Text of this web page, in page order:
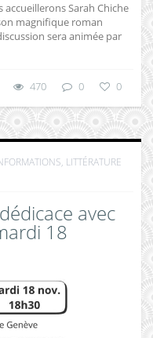
accueillerons Sarah Chiche
magnifique roman
sera animée par
470 0 0
, LITTÉRATURE
avec
18